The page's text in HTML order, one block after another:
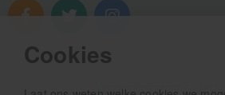
Cookies
Verzendinformatie /